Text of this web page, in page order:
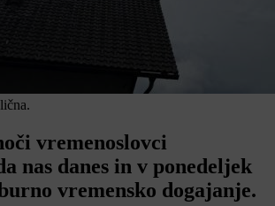
vremenoslovci
nas danes in v ponedeljek
vremensko dogajanje.